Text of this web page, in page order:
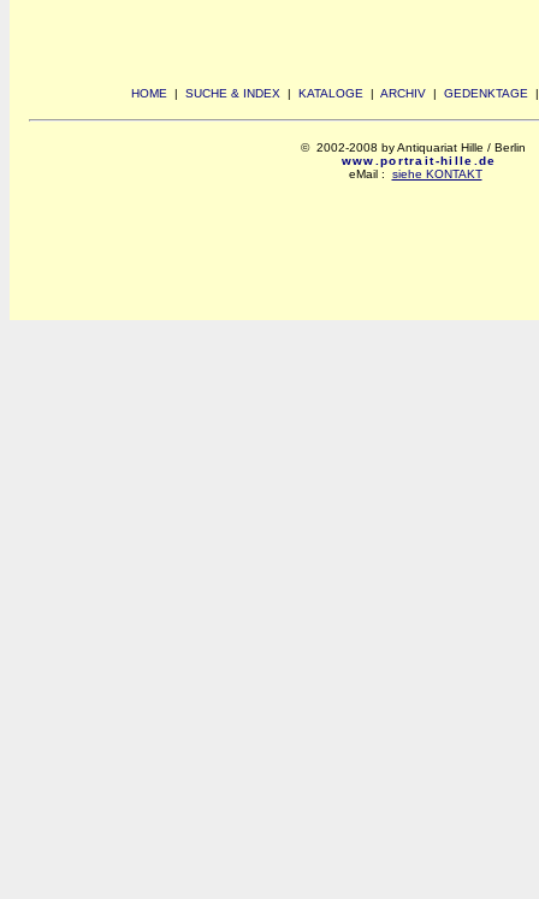
HOME | SUCHE & INDEX | KATALOGE | ARCHIV | GEDENKTAGE
© 2002-2008 by Antiquariat Hille / Berlin
www.portrait-hille.de
eMail : siehe KONTAKT